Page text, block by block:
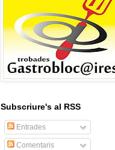
Subscriure's al RSS
Entrades
Comentaris